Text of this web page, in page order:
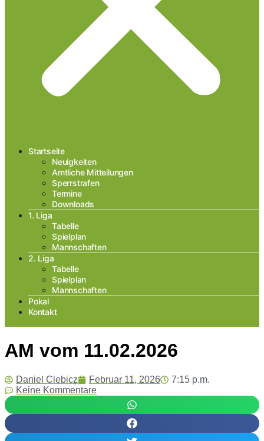
Startseite
Neuigkeiten
Amtliche Mitteilungen
Sperrstrafen
Termine
Downloads
1. Liga
Tabelle
Spielplan
Mannschaften
2. Liga
Tabelle
Spielplan
Mannschaften
Pokal
Kontakt
AM vom 11.02.2026
Daniel Clebicz Februar 11, 2026
7:15 p.m.
Keine Kommentare